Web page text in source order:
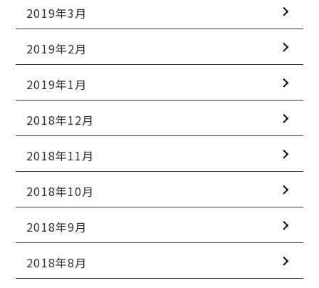
2019年3月
2019年2月
2019年1月
2018年12月
2018年11月
2018年10月
2018年9月
2018年8月